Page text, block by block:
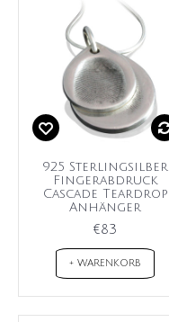
925 Sterlingsilber
Fingerabdruck
Cascade Teardrop
Anhänger
€83
+ WARENKORB